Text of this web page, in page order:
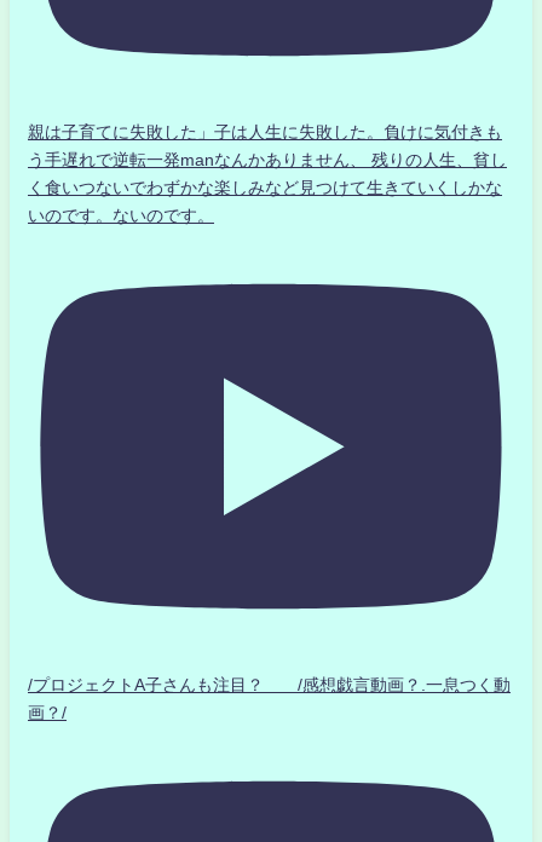
親は子育てに失敗した」子は人生に失敗した。負けに気付きも
う手遅れで逆転一発manなんかありません、 残りの人生、貧し
く食いつないでわずかな楽しみなど見つけて生きていくしかな
いのです。ないのです。
/プロジェクトA子さんも注目？ /感想戯言動画？.一息つく動
画？/